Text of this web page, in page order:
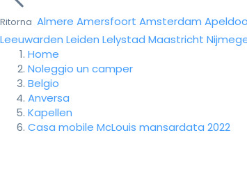
Ritorna Almere Amersfoort Amsterdam
Leeuwarden Leiden Lelystad Maastricht
Home
Noleggio un camper
Belgio
Anversa
Kapellen
Casa mobile McLouis mansardata 2022